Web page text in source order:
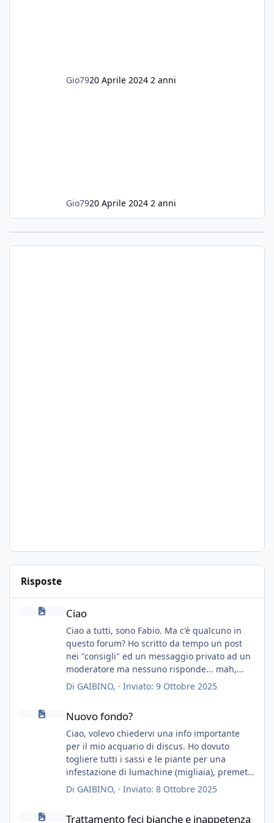
Gio7920 Aprile 2024 2 anni
Gio7920 Aprile 2024 2 anni
Risposte
Ciao
Ciao a tutti, sono Fabio. Ma c'è qualcuno in
questo forum? Ho scritto da tempo un post
nei "consigli" ed un messaggio privato ad un
moderatore ma nessuno risponde... mah,
chissà... speravo in un consiglio...
Di GAIBINO, · Inviato: 9 Ottobre 2025
Nuovo fondo?
Nuovo fondo?
Ciao, volevo chiedervi una info importante
per il mio acquario di discus. Ho dovuto
togliere tutti i sassi e le piante per una
infestazione di lumachine (migliaia), premetto
che ho 3 discus, 8 coridoras, e una ventina di
Di GAIBINO, · Inviato: 8 Ottobre 2025
Trattamento feci bianche e inappetenza
Trattamento feci bianche e inappetenza